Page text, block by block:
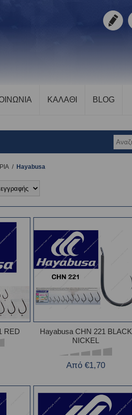
ΚΑΛΑΘΙ BLOG
/ Hayabusa
RED
Hayabusa CHN 221 BLACK
NICKEL
Από €1,70